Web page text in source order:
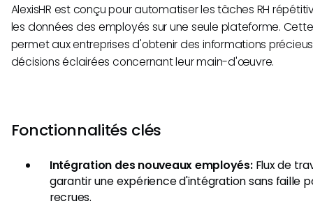
AlexisHR est conçu pour automatiser les tâches RH
les données des employés sur une seule plateforme.
permet aux entreprises d'obtenir des informations
décisions éclairées concernant leur main-d'œuvre.
Fonctionnalités clés
Intégration des nouveaux employés:Flux de
garantir une expérience d'intégration sans faille
recrues.